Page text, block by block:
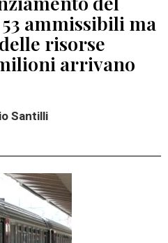
ammissibili ma
risorse
arrivano
Santilli